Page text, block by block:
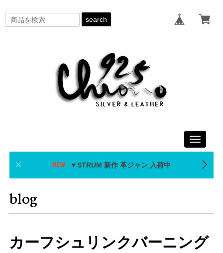
search
Toggle
▼STRUM 新作 革ジャン 入荷中
blog
カーフシュリンクバーニング